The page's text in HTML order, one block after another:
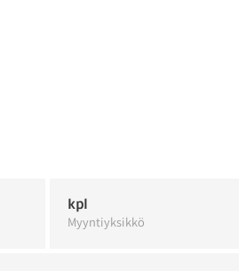
kpl
Myyntiyksikkö